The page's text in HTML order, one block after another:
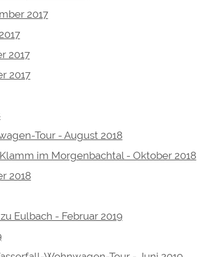
2017
2017
2017
Tour - August 2018
im Morgenbachtal - Oktober 2018
2018
Eulbach - Februar 2019